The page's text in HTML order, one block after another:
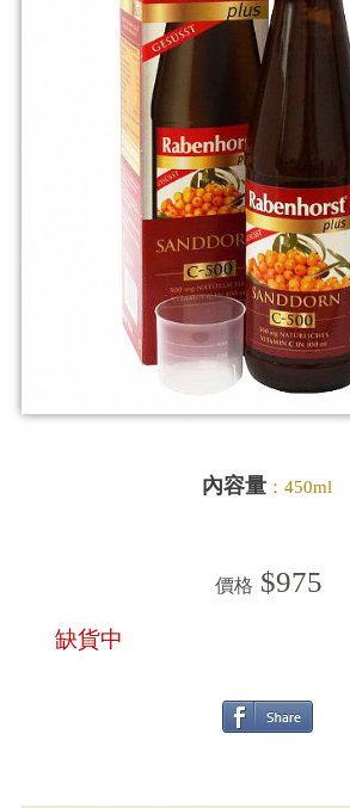
內容量 ：450ml
價格 $975
缺貨中